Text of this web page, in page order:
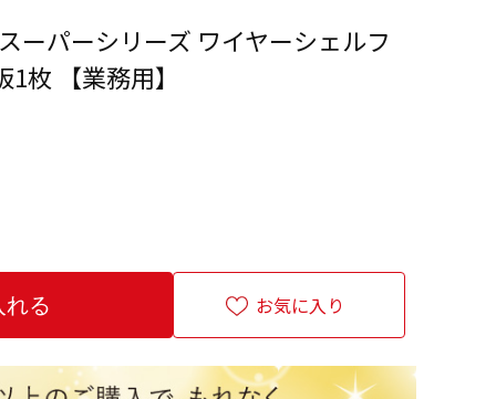
ーパーシリーズ ワイヤーシェルフ
枚 【業務用】
お気に入り